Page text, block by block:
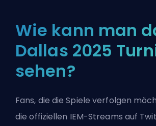
Wie kann man
Dallas 2025
sehen?
Fans, die die Spiele verfolgen
die offiziellen IEM-Streams auf